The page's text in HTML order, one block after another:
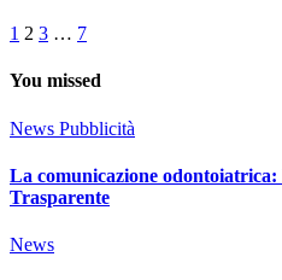
1 2 3 … 7
You missed
News Pubblicità
La comunicazione odontoiatrica:
Trasparente
News